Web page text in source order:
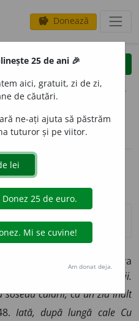
savings Donează
clear
opțiuni
(15)
A ajunge undeva
a sosit în dreptul fintînii.
soseau călării, ca un zid înalt
Iată, după lungă cale Cu
25 de ani 🎉
aici, gratuit, zi de zi,
de căutări.
ne-ați ajuta să păstrăm
tuturor și pe viitor.
Am donat deja.